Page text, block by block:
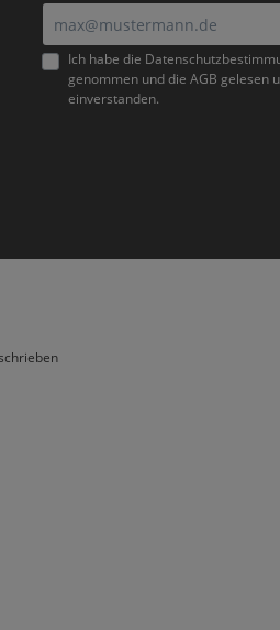
E-Mail-Adresse*
Ich habe die
genommen und die AGB gelesen
einverstanden.